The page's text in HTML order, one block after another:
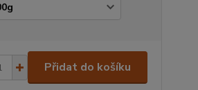
Přidat do košíku